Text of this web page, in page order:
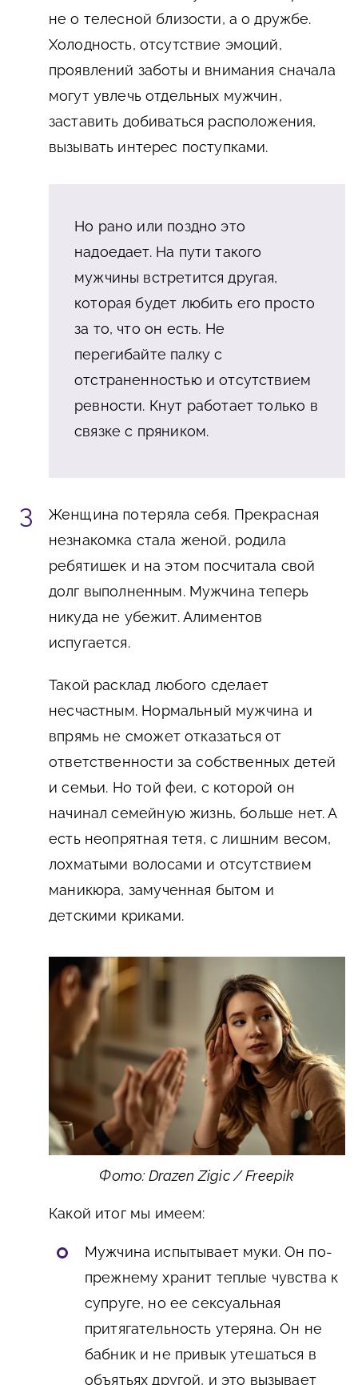
не о телесной близости, а о дружбе.
Холодность, отсутствие эмоций,
проявлений заботы и внимания сначала
могут увлечь отдельных мужчин,
заставить добиваться расположения,
вызывать интерес поступками.
Но рано или поздно это
надоедает. На пути такого
мужчины встретится другая,
которая будет любить его просто
за то, что он есть. Не
перегибайте палку с
отстраненностью и отсутствием
ревности. Кнут работает только в
связке с пряником.
Женщина потеряла себя. Прекрасная
незнакомка стала женой, родила
ребятишек и на этом посчитала свой
долг выполненным. Мужчина теперь
никуда не убежит. Алиментов
испугается.
Такой расклад любого сделает
несчастным. Нормальный мужчина и
впрямь не сможет отказаться от
ответственности за собственных детей
и семьи. Но той феи, с которой он
начинал семейную жизнь, больше нет. А
есть неопрятная тетя, с лишним весом,
лохматыми волосами и отсутствием
маникюра, замученная бытом и
детскими криками.
Фото: Drazen Zigic / Freepik
Какой итог мы имеем:
Мужчина испытывает муки. Он по-
прежнему хранит теплые чувства к
супруге, но ее сексуальная
притягательность утеряна. Он не
бабник и не привык утешаться в
объятьях другой, и это вызывает